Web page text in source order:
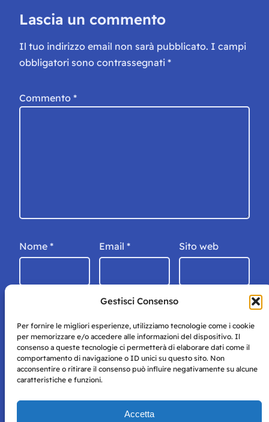
Gestisci Consenso
Per fornire le migliori esperienze, utilizziamo tecnologie come i cookie
per memorizzare e/o accedere alle informazioni del dispositivo. Il
consenso a queste tecnologie ci permetterà di elaborare dati come il
comportamento di navigazione o ID unici su questo sito. Non
acconsentire o ritirare il consenso può influire negativamente su alcune
caratteristiche e funzioni.
Accetta
Lascia un commento
Il tuo indirizzo email non sarà pubblicato. I campi
obbligatori sono contrassegnati *
Commento *
Nome * Email * Sito web
Storie di Napoli è una testata registrata presso il tribunale di